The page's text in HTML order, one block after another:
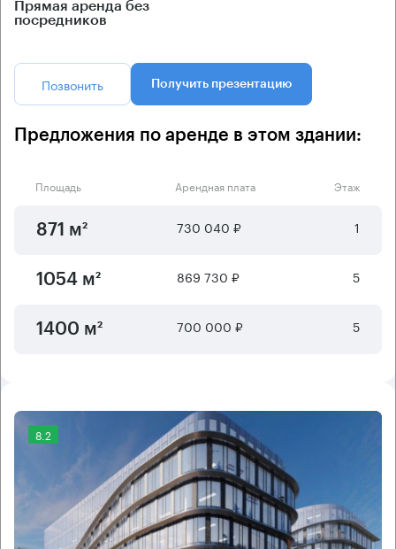
Прямая аренда без
посредников
Позвонить Получить презентацию
Предложения по аренде в этом здании:
Площадь Арендная плата Этаж
871 м² 730 040 ₽ 1
1054 м² 869 730 ₽ 5
1400 м² 700 000 ₽ 5
8.2